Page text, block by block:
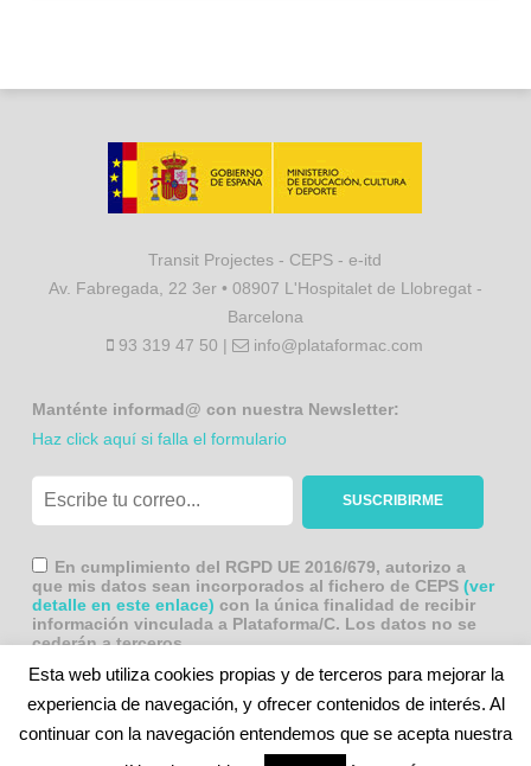
Transit Projectes - CEPS - e-itd
Av. Fabregada, 22 3er • 08907 L'Hospitalet de Llobregat -
Barcelona
93 319 47 50 |
info@plataformac.com
Manténte informad@ con nuestra Newsletter:
Haz click aquí si falla el formulario
En cumplimiento del RGPD UE 2016/679, autorizo a
que mis datos sean incorporados al fichero de CEPS (ver
detalle en este enlace) con la única finalidad de recibir
información vinculada a Plataforma/C. Los datos no se
cederán a terceros.
Reconocimiento-NoComercial-CompartirIgual 3.0 España (CC BY-
Esta web utiliza cookies propias y de terceros para mejorar la
experiencia de navegación, y ofrecer contenidos de interés. Al
continuar con la navegación entendemos que se acepta nuestra